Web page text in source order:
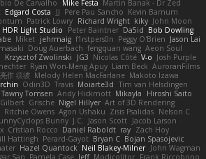
De Carvalho Mike Festa Martin Banak - Dr Zed
Edgard Costa JJ Pere Pau Sancho Kevin Barnum
Patrick Lowry Richard Wright kiky John Moon
HDR Light Studio Peter Baintner Da5id Bob Dowling
Miket jehrmaig f1rstpers0n Peggy O'Brien Jason Lai
Doug Auerbach fengquan wang Aeon Soul
Krzysztof Zwolinski JG3 Nicolas Côté V-o Josh Purple
Ryan Won-Meng Apuy Liam Beck AuroranFilms
亮作 淡波 Melody Helen MacFarlane Makoto Izawa
Odin3D Travis Moiarte3d Tim van Helsdingen
Tawny Tomsen Andy Hickmott Mikayla
Hiroshi Saito
Grische Nigel Hillyer Art of 3D Rendering
Ritchie Owens Agon Ushaku Zisis Psalidas Nelson C
Bunny J.C. Jason Scott Jacob Larson
Cristian Rocco Daniel Raboldt ray Zach Hoy
Hattingh Perard-Gayot Bryan C Bojan Spasojevic
Hazel Quantock Neil Blakey-Milner John Wagman
San Pamela Case Jeff Modicolitor Frank Riccobono